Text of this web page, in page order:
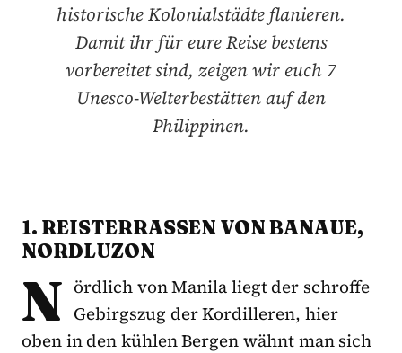
historische Kolonialstädte flanieren.
Damit ihr für eure Reise bestens
vorbereitet sind, zeigen wir euch 7
Unesco-Welterbestätten auf den
Philippinen.
1. REISTERRASSEN VON BANAUE,
NORDLUZON
N ördlich von Manila liegt der schroffe
Gebirgszug der Kordilleren, hier
oben in den kühlen Bergen wähnt man sich